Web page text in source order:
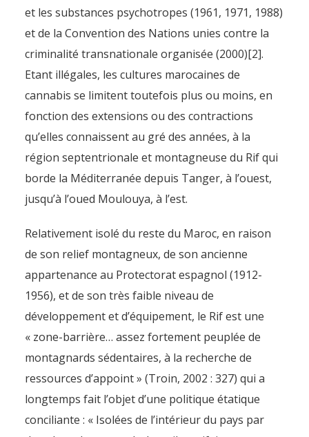
et les substances psychotropes (1961, 1971, 1988)
et de la Convention des Nations unies contre la
criminalité transnationale organisée (2000)[2].
Etant illégales, les cultures marocaines de
cannabis se limitent toutefois plus ou moins, en
fonction des extensions ou des contractions
qu’elles connaissent au gré des années, à la
région septentrionale et montagneuse du Rif qui
borde la Méditerranée depuis Tanger, à l’ouest,
jusqu’à l’oued Moulouya, à l’est.
Relativement isolé du reste du Maroc, en raison
de son relief montagneux, de son ancienne
appartenance au Protectorat espagnol (1912-
1956), et de son très faible niveau de
développement et d’équipement, le Rif est une
« zone-barrière… assez fortement peuplée de
montagnards sédentaires, à la recherche de
ressources d’appoint » (Troin, 2002 : 327) qui a
longtemps fait l’objet d’une politique étatique
conciliante : « Isolées de l’intérieur du pays par